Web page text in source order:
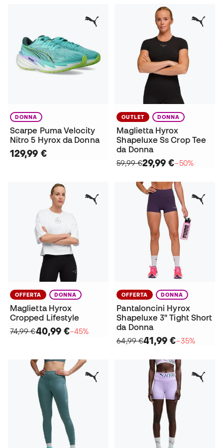
DONNA
Scarpe Puma Velocity
Nitro 5 Hyrox da Donna
129,99 €
OUTLET DONNA
Maglietta Hyrox
Shapeluxe Ss Crop Tee
da Donna
59,99 €29,99 €−50%
OFFERTA DONNA
Maglietta Hyrox
Cropped Lifestyle
74,99 €40,99 €−45%
OFFERTA DONNA
Pantaloncini Hyrox
Shapeluxe 3" Tight Short
da Donna
64,99 €41,99 €−35%